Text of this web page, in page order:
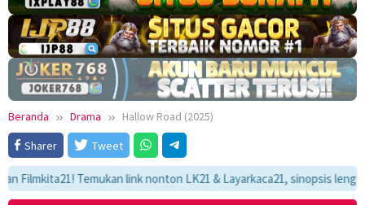
Beranda Drama
Hallow Road (2025)
Sharer
Tweet
Temukan link nonton LK21 & Layarkaca21, sinopsis